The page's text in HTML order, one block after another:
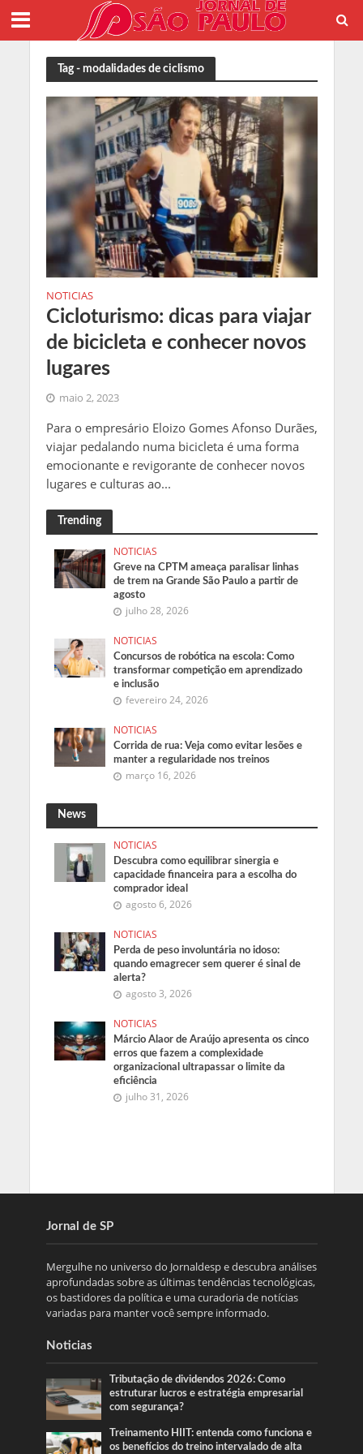
Tag - modalidades de ciclismo
NOTICIAS
Cicloturismo: dicas para viajar
de bicicleta e conhecer novos
lugares
maio 2, 2023
Para o empresário Eloizo Gomes Afonso Durães,
viajar pedalando numa bicicleta é uma forma
emocionante e revigorante de conhecer novos
lugares e culturas ao...
Trending
NOTICIAS
Greve na CPTM ameaça paralisar linhas
de trem na Grande São Paulo a partir de
agosto
julho 28, 2026
NOTICIAS
Concursos de robótica na escola: Como
transformar competição em aprendizado
e inclusão
fevereiro 24, 2026
NOTICIAS
Corrida de rua: Veja como evitar lesões e
manter a regularidade nos treinos
março 16, 2026
News
NOTICIAS
Descubra como equilibrar sinergia e
capacidade financeira para a escolha do
comprador ideal
agosto 6, 2026
NOTICIAS
Perda de peso involuntária no idoso:
quando emagrecer sem querer é sinal de
alerta?
agosto 3, 2026
NOTICIAS
Márcio Alaor de Araújo apresenta os cinco
erros que fazem a complexidade
organizacional ultrapassar o limite da
eficiência
julho 31, 2026
Jornal de SP
Mergulhe no universo do Jornaldesp e descubra análises
aprofundadas sobre as últimas tendências tecnológicas,
os bastidores da política e uma curadoria de notícias
variadas para manter você sempre informado.
Noticias
Tributação de dividendos 2026: Como
estruturar lucros e estratégia empresarial
com segurança?
Treinamento HIIT: entenda como funciona e
os benefícios do treino intervalado de alta